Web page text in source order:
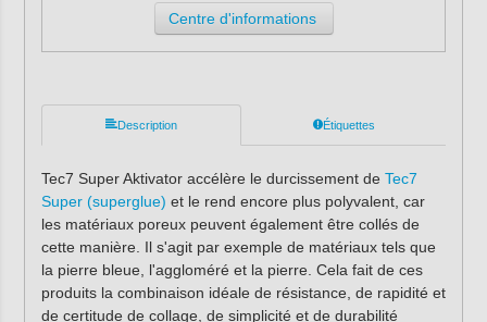
Centre d'informations
Description Étiquettes
Tec7 Super Aktivator accélère le durcissement de Tec7
Super (superglue) et le rend encore plus polyvalent, car
les matériaux poreux peuvent également être collés de
cette manière. Il s'agit par exemple de matériaux tels que
la pierre bleue, l'aggloméré et la pierre. Cela fait de ces
produits la combinaison idéale de résistance, de rapidité et
de certitude de collage, de simplicité et de durabilité